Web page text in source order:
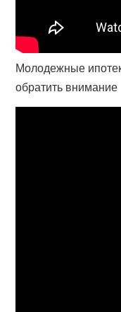
Молодежные
обратить внимание